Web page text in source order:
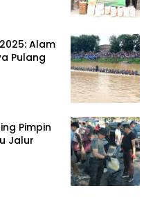
Alam
Pulang
Pimpin
Jalur